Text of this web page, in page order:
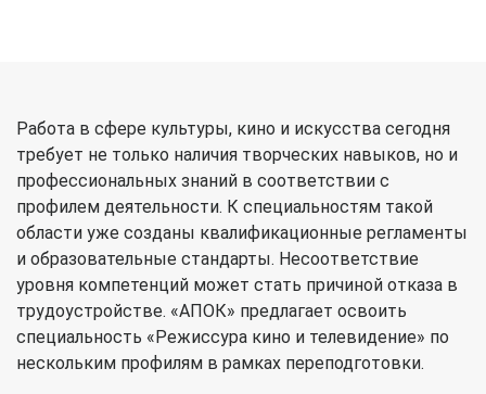
Работа в сфере культуры, кино и искусства сегодня
требует не только наличия творческих навыков, но и
профессиональных знаний в соответствии с
профилем деятельности. К специальностям такой
области уже созданы квалификационные регламенты
и образовательные стандарты. Несоответствие
уровня компетенций может стать причиной отказа в
трудоустройстве. «АПОК» предлагает освоить
специальность «Режиссура кино и телевидение» по
нескольким профилям в рамках переподготовки.